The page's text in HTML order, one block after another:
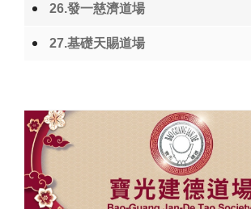
26.發一慈濟道場
27.基礎天賜道場